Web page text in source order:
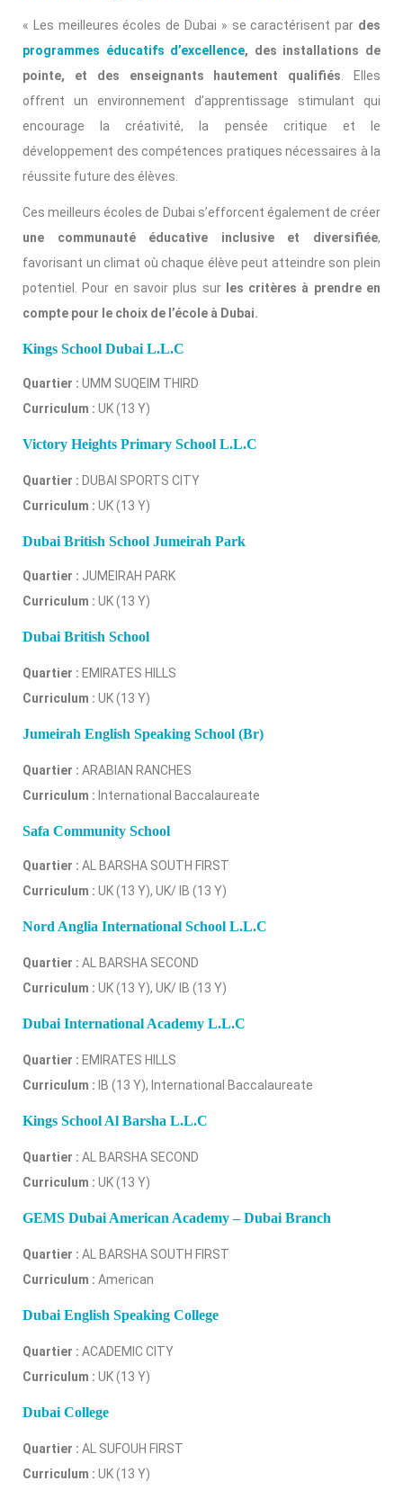
« Les meilleures écoles de Dubai » se caractérisent par des
programmes éducatifs d’excellence, des installations de
pointe, et des enseignants hautement qualifiés . Elles
offrent un environnement d’apprentissage stimulant qui
encourage la créativité, la pensée critique et le
développement des compétences pratiques nécessaires à la
réussite future des élèves.
Ces meilleurs écoles de Dubai s’efforcent également de créer
une communauté éducative inclusive et diversifiée,
favorisant un climat où chaque élève peut atteindre son plein
potentiel. Pour en savoir plus sur
les critères à prendre en
compte pour le choix de l’école à Dubai.
Kings School Dubai L.L.C
Quartier : UMM SUQEIM THIRD
Curriculum : UK (13 Y)
Victory Heights Primary School L.L.C
Quartier : DUBAI SPORTS CITY
Curriculum : UK (13 Y)
Dubai British School Jumeirah Park
Quartier : JUMEIRAH PARK
Curriculum : UK (13 Y)
Dubai British School
Quartier : EMIRATES HILLS
Curriculum : UK (13 Y)
Jumeirah English Speaking School (Br)
Quartier : ARABIAN RANCHES
Curriculum : International Baccalaureate
Safa Community School
Quartier : AL BARSHA SOUTH FIRST
Curriculum : UK (13 Y), UK/ IB (13 Y)
Nord Anglia International School L.L.C
Quartier : AL BARSHA SECOND
Curriculum : UK (13 Y), UK/ IB (13 Y)
Dubai International Academy L.L.C
Quartier : EMIRATES HILLS
Curriculum : IB (13 Y), International Baccalaureate
Kings School Al Barsha L.L.C
Quartier : AL BARSHA SECOND
Curriculum : UK (13 Y)
GEMS Dubai American Academy – Dubai Branch
Quartier : AL BARSHA SOUTH FIRST
Curriculum : American
Dubai English Speaking College
Quartier : ACADEMIC CITY
Curriculum : UK (13 Y)
Dubai College
Quartier : AL SUFOUH FIRST
Curriculum : UK (13 Y)